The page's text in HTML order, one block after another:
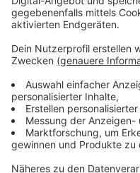
Anzeige
Wir
Video-
Wir